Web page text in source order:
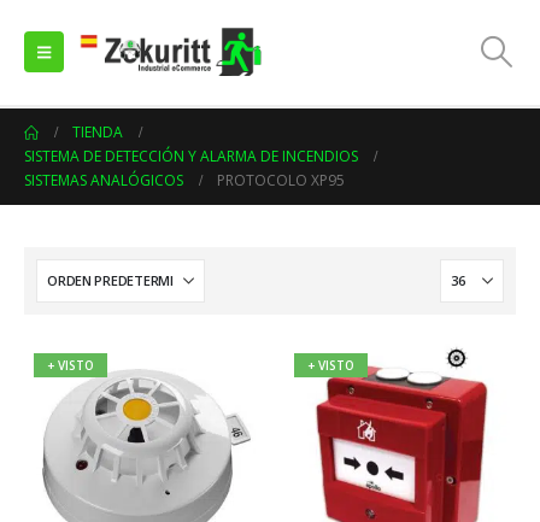
TIENDA
SISTEMA DE DETECCIÓN Y ALARMA DE INCENDIOS
SISTEMAS ANALÓGICOS
PROTOCOLO XP95
+ VISTO + VISTO